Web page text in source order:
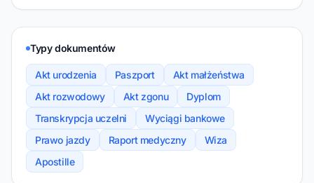
Typy dokumentów
Akt urodzenia Paszport
Akt małżeństwa
Akt rozwodowy
Akt zgonu
Dyplom
Transkrypcja uczelni
Wyciągi bankowe
Prawo jazdy
Raport medyczny
Wiza
Apostille